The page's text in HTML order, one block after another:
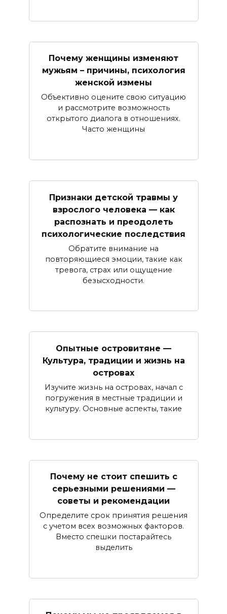
Почему женщины изменяют
мужьям – причины, психология
женской измены
Объективно оцените свою ситуацию
и рассмотрите возможность
открытого диалога в отношениях.
Часто женщины
Признаки детской травмы у
взрослого человека — как
распознать и преодолеть
психологические последствия
Обратите внимание на
повторяющиеся эмоции, такие как
тревога, страх или ощущение
безысходности.
Опытные островитяне —
Культура, традиции и жизнь на
островах
Изучите жизнь на островах, начал с
погружения в местные традиции и
культуру. Основные аспекты, такие
Почему не стоит спешить с
серьезными решениями —
советы и рекомендации
Определите срок принятия решения
с учетом всех возможных факторов.
Вместо спешки постарайтесь
выделить